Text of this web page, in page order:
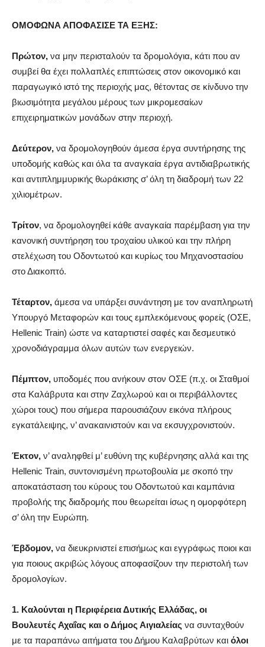
ΟΜΟΦΩΝΑ ΑΠΟΦΑΣΙΣΕ ΤΑ ΕΞΗΣ:
Πρώτον, να μην περισταλούν τα δρομολόγια, κάτι που αν
συμβεί θα έχει πολλαπλές επιπτώσεις στον οικονομικό και
παραγωγικό ιστό της περιοχής μας, θέτοντας σε κίνδυνο την
βιωσιμότητα μεγάλου μέρους των μικρομεσαίων
επιχειρηματικών μονάδων στην περιοχή.
Δεύτερον, να δρομολογηθούν άμεσα έργα συντήρησης της
υποδομής καθώς και όλα τα αναγκαία έργα αντιδιαβρωτικής
και αντιπλημμυρικής θωράκισης σ’ όλη τη διαδρομή των 22
χιλιομέτρων.
Τρίτον, να δρομολογηθεί κάθε αναγκαία παρέμβαση για την
κανονική συντήρηση του τροχαίου υλικού και την πλήρη
στελέχωση του Οδοντωτού και κυρίως του Μηχανοστασίου
στο Διακοπτό.
Τέταρτον, άμεσα να υπάρξει συνάντηση με τον αναπληρωτή
Υπουργό Μεταφορών και τους εμπλεκόμενους φορείς (ΟΣΕ,
Hellenic Train) ώστε να καταρτιστεί σαφές και δεσμευτικό
χρονοδιάγραμμα όλων αυτών των ενεργειών.
Πέμπτον, υποδομές που ανήκουν στον ΟΣΕ (π.χ. οι Σταθμοί
στα Καλάβρυτα και στην Ζαχλωρού και οι περιβάλλοντες
χώροι τους) που σήμερα παρουσιάζουν εικόνα πλήρους
εγκατάλειψης, ν’ ανακαινιστούν και να εκσυγχρονιστούν.
Έκτον, ν’ αναληφθεί μ’ ευθύνη της κυβέρνησης αλλά και της
Hellenic Train, συντονισμένη πρωτοβουλία με σκοπό την
αποκατάσταση του κύρους του Οδοντωτού και καμπάνια
προβολής της διαδρομής που θεωρείται ίσως η ομορφότερη
σ’ όλη την Ευρώπη.
Έβδομον, να διευκρινιστεί επισήμως και εγγράφως ποιοι και
για ποιους ακριβώς λόγους αποφασίζουν την περιστολή των
δρομολογίων.
1. Καλούνται η Περιφέρεια Δυτικής Ελλάδας, οι
Βουλευτές Αχαΐας και ο Δήμος Αιγιαλείας να συνταχθούν
με τα παραπάνω αιτήματα του Δήμου Καλαβρύτων και όλοι